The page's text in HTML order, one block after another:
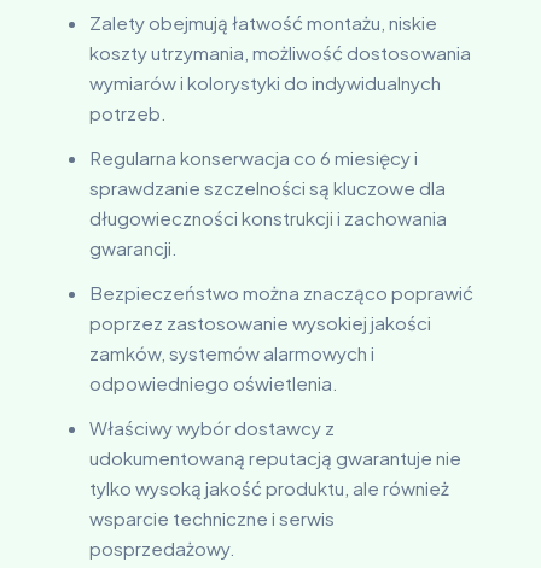
Zalety obejmują łatwość montażu, niskie
koszty utrzymania, możliwość dostosowania
wymiarów i kolorystyki do indywidualnych
potrzeb.
Regularna konserwacja co 6 miesięcy i
sprawdzanie szczelności są kluczowe dla
długowieczności konstrukcji i zachowania
gwarancji.
Bezpieczeństwo można znacząco poprawić
poprzez zastosowanie wysokiej jakości
zamków, systemów alarmowych i
odpowiedniego oświetlenia.
Właściwy wybór dostawcy z
udokumentowaną reputacją gwarantuje nie
tylko wysoką jakość produktu, ale również
wsparcie techniczne i serwis
posprzedażowy.